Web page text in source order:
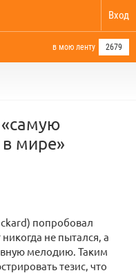
Вход
в мою ленту 2679
мире»
попробовал
не пытался, а
мелодию. Таким
тезис, что